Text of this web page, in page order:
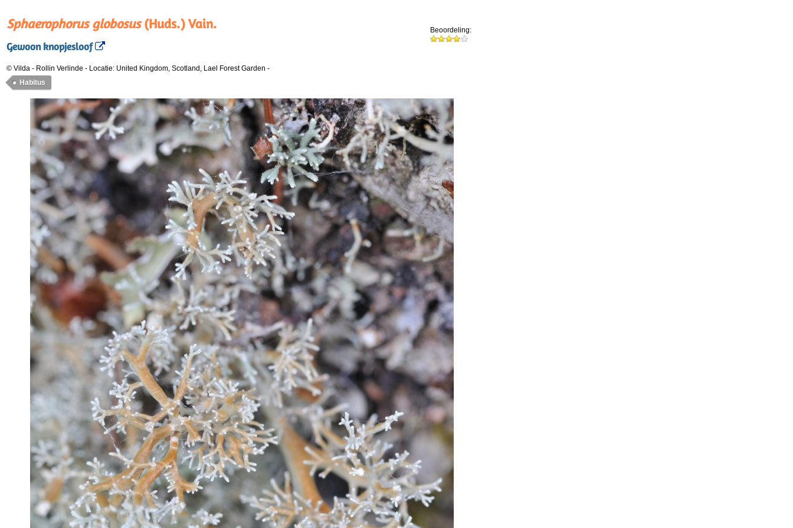
Sphaerophorus globosus(Huds.) Vain.
Gewoon knopjesloof
Beoordeling:
© Vilda - Rollin Verlinde - Locatie: United Kingdom, Scotland, Lael Forest Garden -
Habitus